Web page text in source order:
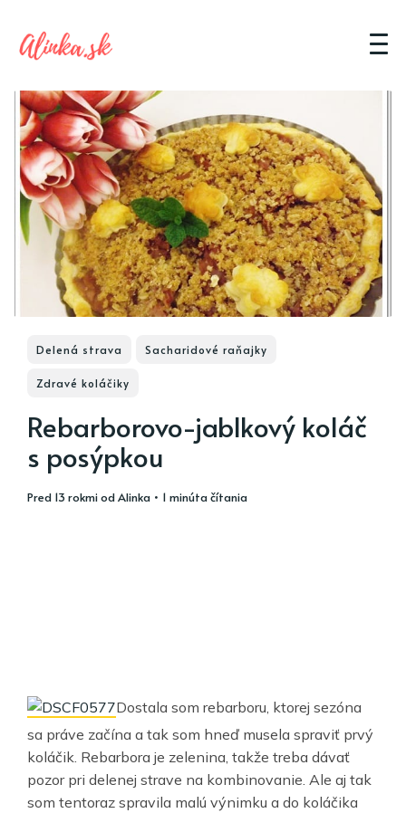
Delená strava Sacharidové raňajky
Zdravé koláčiky
Rebarborovo-jablkový koláč
s posýpkou
pred 13 rokmiodAlinka • 1 minúta čítania
Dostala som rebarboru, ktorej sezóna
sa práve začína a tak som hneď musela spraviť prvý
koláčik. Rebarbora je zelenina, takže treba dávať
pozor pri delenej strave na kombinovanie. Ale aj tak
som tentoraz spravila malú výnimku a do koláčika